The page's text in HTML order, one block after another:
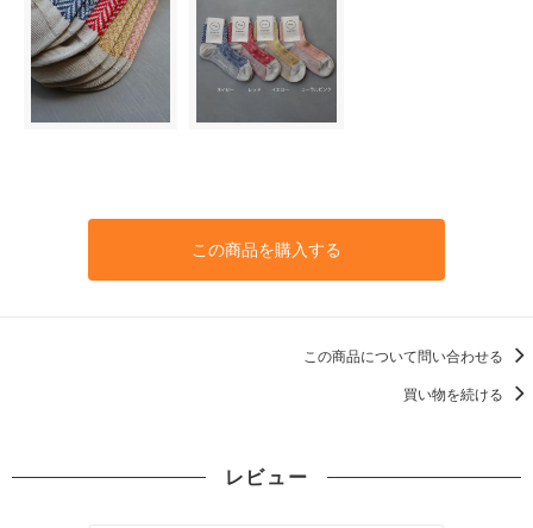
この商品を購入する
この商品について問い合わせる
買い物を続ける
レビュー